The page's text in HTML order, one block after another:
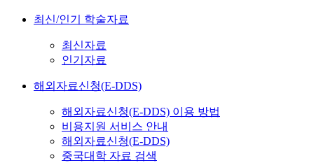
최신/인기 학술자료
최신자료
인기자료
해외자료신청(E-DDS)
해외자료신청(E-DDS) 이용 방법
비용지원 서비스 안내
해외자료신청(E-DDS)
중국대학 자료 검색